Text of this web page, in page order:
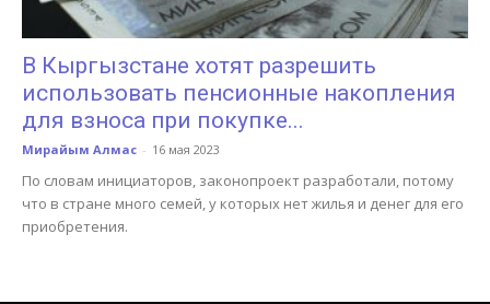
В Кыргызстане хотят разрешить
использовать пенсионные накопления
для взноса при покупке...
Мирайым Алмас - 16 мая 2023
По словам инициаторов, законопроект разработали, потому
что в стране много семей, у которых нет жилья и денег для его
приобретения.